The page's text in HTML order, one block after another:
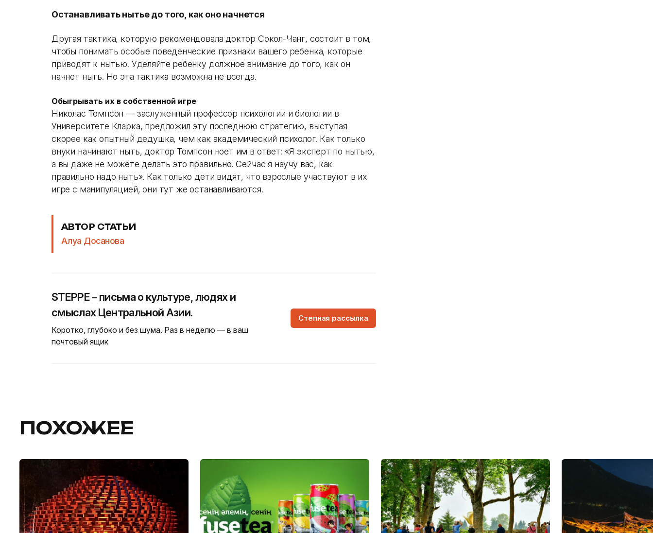
Останавливать нытье до того, как оно начнется
Другая тактика, которую рекомендовала доктор Сокол-Чанг, состоит в том,
чтобы понимать особые поведенческие признаки вашего ребенка, которые
приводят к нытью. Уделяйте ребенку должное внимание до того, как он
начнет ныть. Но эта тактика возможна не всегда.
Обыгрывать их в собственной игре
Николас Томпсон — заслуженный профессор психологии и биологии в
Университете Кларка, предложил эту последнюю стратегию, выступая
скорее как опытный дедушка, чем как академический психолог. Как только
внуки начинают ныть, доктор Томпсон ноет им в ответ: «Я эксперт по нытью,
а вы даже не можете делать это правильно. Сейчас я научу вас, как
правильно надо ныть». Как только дети видят, что взрослые участвуют в их
игре с манипуляцией, они тут же останавливаются.
АВТОР СТАТЬИ
Алуа Досанова
STEPPE – письма о культуре, людях и
смыслах Центральной Азии.
Коротко, глубоко и без шума. Раз в неделю — в ваш
почтовый ящик
Степная рассылка
ПОХОЖЕЕ